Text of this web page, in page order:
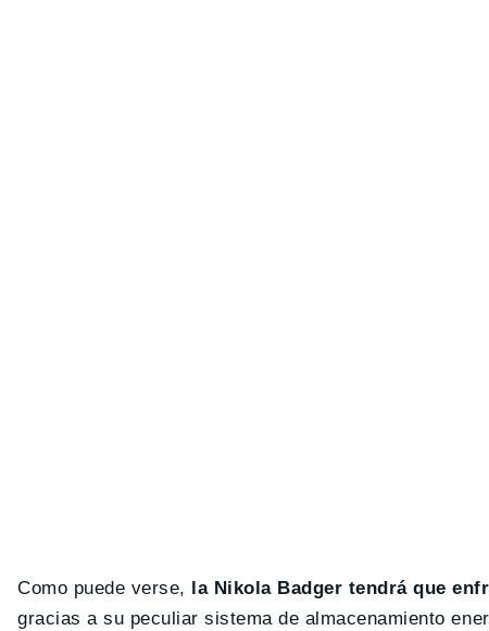
Como puede verse, la Nikola Badger tendrá que
gracias a su peculiar sistema de almacenamiento